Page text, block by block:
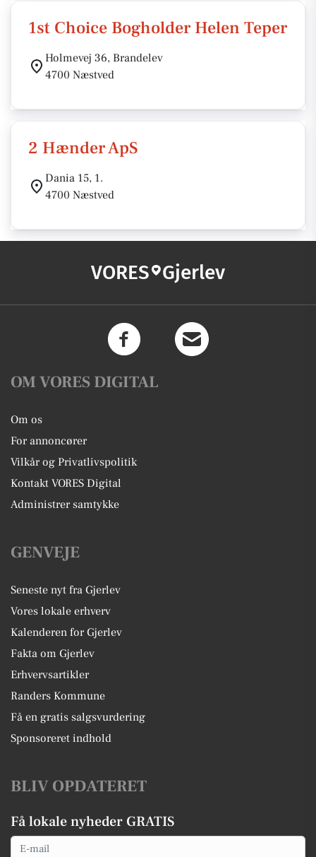
1st Choice Bogholder Helen Teper
Holmevej 36, Brandelev
4700 Næstved
2 Hænder ApS
Dania 15, 1.
4700 Næstved
VORES Gjerlev
OM VORES DIGITAL
Om os
For annoncører
Vilkår og Privatlivspolitik
Kontakt VORES Digital
Administrer samtykke
GENVEJE
Seneste nyt fra Gjerlev
Vores lokale erhverv
Kalenderen for Gjerlev
Fakta om Gjerlev
Erhvervsartikler
Randers Kommune
Få en gratis salgsvurdering
Sponsoreret indhold
BLIV OPDATERET
Få lokale nyheder GRATIS
Email